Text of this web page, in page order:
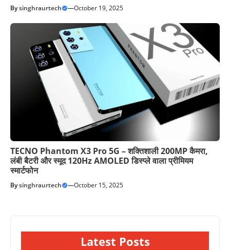
Bysinghraurtech —October 19, 2025
TECNO Phantom X3 Pro 5G – शक्तिशाली 200MP कैमरा,
लंबी बैटरी और स्मूद 120Hz AMOLED डिस्प्ले वाला प्रीमियम
स्मार्टफोन
Bysinghraurtech —October 15, 2025
Latest Posts